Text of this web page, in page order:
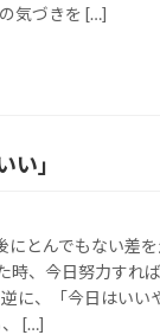
気づきを […]
い」
にとんでもない差
時、今日努力すれ
に、「今日はい
[…]